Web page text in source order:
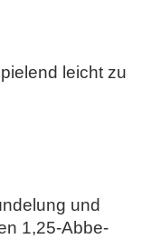
leicht zu
und
1,25-Abbe-